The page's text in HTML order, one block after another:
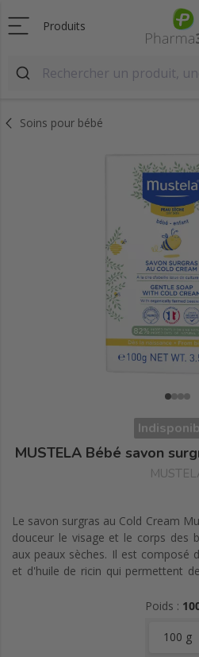
Produits
Soins pour bébé
MUSTELA Bébé savon
Le savon surgras au Cold Cream
douceur le visage et le corps des
aux peaux sèches. Il est composé
et d'huile de ricin qui permettent
Poids :
100 g